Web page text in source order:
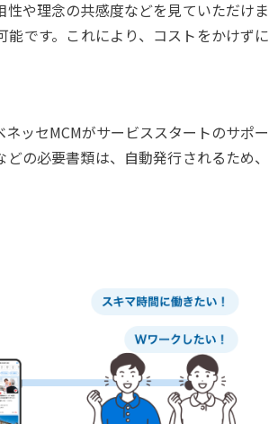
や理念の共感度などを見ていただけま
です。これにより、コストをかけずに
ッセMCMがサービススタートのサポー
の必要書類は、自動発行されるため、